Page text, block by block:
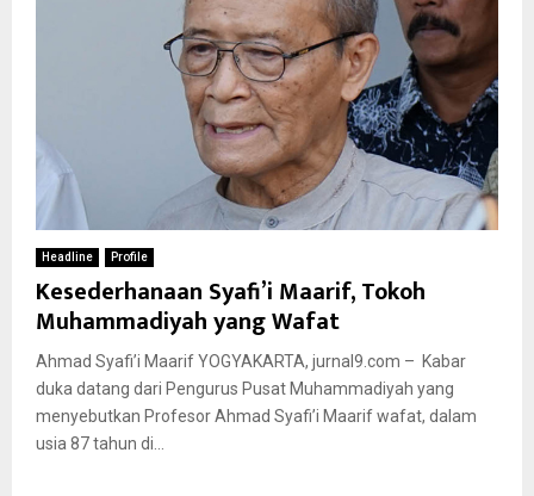
Headline Profile
Kesederhanaan Syafi’i Maarif, Tokoh
Muhammadiyah yang Wafat
Ahmad Syafi’i Maarif YOGYAKARTA, jurnal9.com – Kabar
duka datang dari Pengurus Pusat Muhammadiyah yang
menyebutkan Profesor Ahmad Syafi’i Maarif wafat, dalam
usia 87 tahun di...